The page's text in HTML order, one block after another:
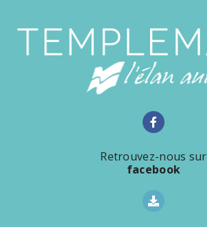
Retrouvez-nous sur
facebook